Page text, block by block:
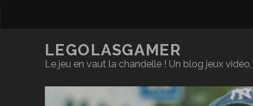
LEGOLASGAMER
Le jeu en vaut la chandelle ! Un blog jeux